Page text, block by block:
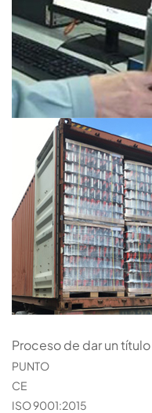
Proceso de dar un título
PUNTO
CE
ISO 9001:2015